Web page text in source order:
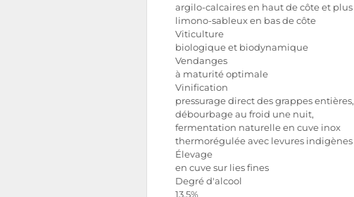
argilo-calcaires en haut de côte et plus
limono-sableux en bas de côte
Viticulture
biologique et biodynamique
Vendanges
à maturité optimale
Vinification
pressurage direct des grappes entières,
débourbage au froid une nuit,
fermentation naturelle en cuve inox
thermorégulée avec levures indigènes
Élevage
en cuve sur lies fines
Degré d'alcool
13.5%